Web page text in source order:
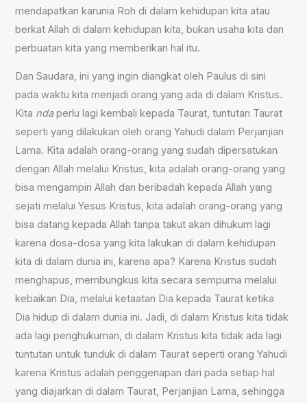
mendapatkan karunia Roh di dalam kehidupan kita atau
berkat Allah di dalam kehidupan kita, bukan usaha kita dan
perbuatan kita yang memberikan hal itu.
Dan Saudara, ini yang ingin diangkat oleh Paulus di sini
pada waktu kita menjadi orang yang ada di dalam Kristus.
Kita ndaperlu lagi kembali kepada Taurat, tuntutan Taurat
seperti yang dilakukan oleh orang Yahudi dalam Perjanjian
Lama. Kita adalah orang-orang yang sudah dipersatukan
dengan Allah melalui Kristus, kita adalah orang-orang yang
bisa mengampiri Allah dan beribadah kepada Allah yang
sejati melalui Yesus Kristus, kita adalah orang-orang yang
bisa datang kepada Allah tanpa takut akan dihukum lagi
karena dosa-dosa yang kita lakukan di dalam kehidupan
kita di dalam dunia ini, karena apa? Karena Kristus sudah
menghapus, membungkus kita secara sempurna melalui
kebaikan Dia, melalui ketaatan Dia kepada Taurat ketika
Dia hidup di dalam dunia ini. Jadi, di dalam Kristus kita tidak
ada lagi penghukuman, di dalam Kristus kita tidak ada lagi
tuntutan untuk tunduk di dalam Taurat seperti orang Yahudi
karena Kristus adalah penggenapan dari pada setiap hal
yang diajarkan di dalam Taurat, Perjanjian Lama, sehingga